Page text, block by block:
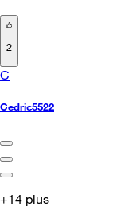
2
C
Cedric5522
+14 plus